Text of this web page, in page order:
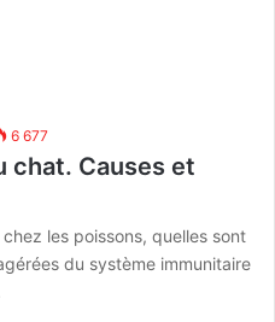
6 677
chat. Causes et
les poissons, quelles sont
du système immunitaire